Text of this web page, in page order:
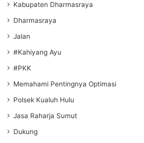
Kabupaten Dharmasraya
Dharmasraya
Jalan
#Kahiyang Ayu
#PKK
Memahami Pentingnya Optimasi
Polsek Kualuh Hulu
Jasa Raharja Sumut
Dukung